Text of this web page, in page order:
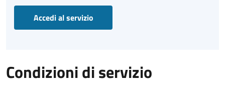
Accedi al servizio
Condizioni di servizio